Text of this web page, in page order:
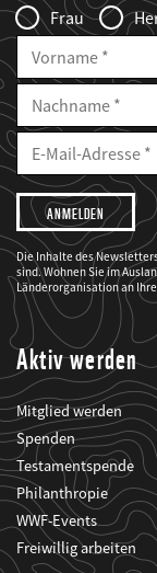
Frau
Vorname
Nachname
E-
Mailadresse
E-
Adresse
Ich
möchte,
dass
der
WWF
mich
über
seine
Projekte
informiert.
Die Inhalte des
sind. Wohnen Sie im
Länderorganisation an
Aktiv werden
Mitglied werden
Spenden
Testamentspende
Philanthropie
WWF-Events
Freiwillig arbeiten